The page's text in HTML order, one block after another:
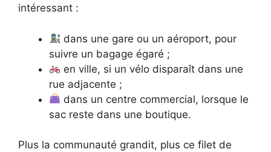
intéressant :
dans une gare ou un aéroport, pour
suivre un bagage égaré ;
en ville, si un vélo disparaît dans une
rue adjacente ;
dans un centre commercial, lorsque le
sac reste dans une boutique.
Plus la communauté grandit, plus ce filet de